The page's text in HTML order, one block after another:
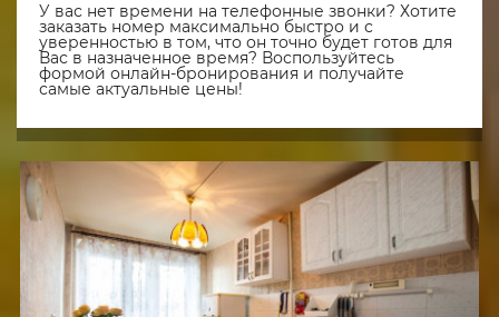
У вас нет времени на телефонные звонки? Хотите
заказать номер максимально быстро и с
уверенностью в том, что он точно будет готов для
Вас в назначенное время? Воспользуйтесь
формой онлайн-бронирования и получайте
самые актуальные цены!